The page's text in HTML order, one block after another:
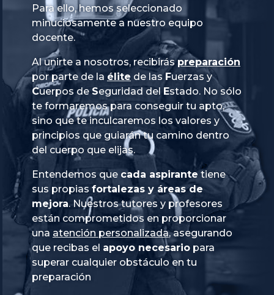
Para ello, hemos seleccionado
minuciosamente a nuestro equipo
docente.
Al unirte a nosotros, recibiráspreparación
por parte de la élite de las Fuerzas y
Cuerpos de Seguridad del Estado. No sólo
te formaremos para conseguir tu apto,
sino que te inculcaremos los valores y
principios que guiarán tu camino dentro
del cuerpo que elijas.
Entendemos que cada aspirante tiene
sus propias fortalezas y áreas de
mejora. Nuestros tutores y profesores
están comprometidos en proporcionar
una atención personalizada, asegurando
que recibas el apoyo necesario para
superar cualquier obstáculo en tu
preparación